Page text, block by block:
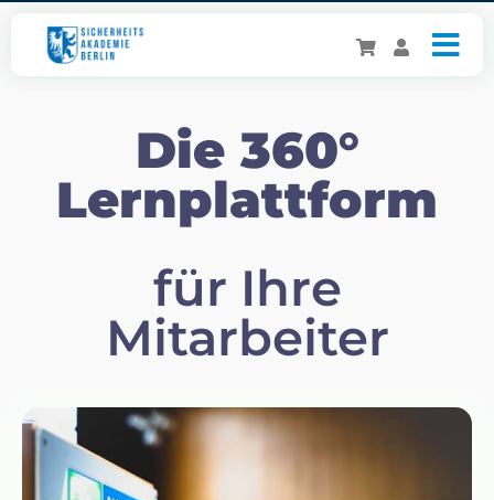
Die 360°
Lernplattform
für Ihre
Mitarbeiter